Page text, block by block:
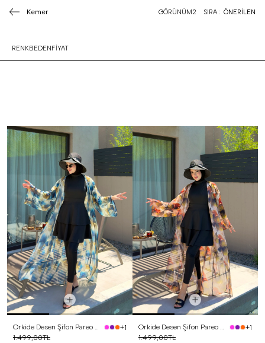
Kemer GÖRÜNÜM2 SIRA : ÖNERİLEN
RENKBEDENFİYAT
Orkide Desen Şifon Pareo Mavi
+1
1.499,00TL
Orkide Desen Şifon Pareo Turuncu
+1
1.499,00TL